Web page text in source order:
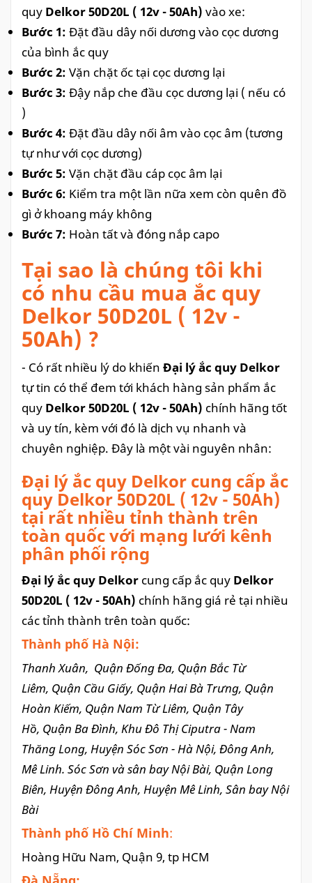
quy Delkor 50D20L ( 12v - 50Ah) vào xe:
Bước 1: Đặt đầu dây nối dương vào cọc dương
của bình ắc quy
Bước 2: Vặn chặt ốc tại cọc dương lại
Bước 3: Đậy nắp che đầu cọc dương lại ( nếu có
)
Bước 4: Đặt đầu dây nối âm vào cọc âm (tương
tự như với cọc dương)
Bước 5: Vặn chặt đầu cáp cọc âm lại
Bước 6: Kiểm tra một lần nữa xem còn quên đồ
gì ở khoang máy không
Bước 7: Hoàn tất và đóng nắp capo
Tại sao là chúng tôi khi
có nhu cầu mua ắc quy
Delkor 50D20L ( 12v -
50Ah) ?
- Có rất nhiều lý do khiến Đại lý ắc quy Delkor
tự tin có thể đem tới khách hàng sản phẩm ắc
quy Delkor 50D20L ( 12v - 50Ah) chính hãng tốt
và uy tín, kèm với đó là dịch vụ nhanh và
chuyên nghiệp. Đây là một vài nguyên nhân:
Đại lý ắc quy Delkor cung cấp ắc
quy Delkor 50D20L ( 12v - 50Ah)
tại rất nhiều tỉnh thành trên
toàn quốc với mạng lưới kênh
phân phối rộng
Đại lý ắc quy Delkor cung cấp ắc quy Delkor
50D20L ( 12v - 50Ah) chính hãng giá rẻ tại nhiều
các tỉnh thành trên toàn quốc:
Thành phố Hà Nội:
Thanh Xuân, Quận Đống Đa, Quận Bắc Từ
Liêm, Quận Cầu Giấy, Quận Hai Bà Trưng, Quận
Hoàn Kiếm, Quận Nam Từ Liêm, Quận Tây
Hồ, Quận Ba Đình, Khu Đô Thị Ciputra - Nam
Thăng Long, Huyện Sóc Sơn - Hà Nội, Đông Anh,
Mê Linh. Sóc Sơn và sân bay Nội Bài, Quận Long
Biên, Huyện Đông Anh, Huyện Mê Linh, Sân bay Nội
Bài
Thành phố Hồ Chí Minh:
Hoàng Hữu Nam, Quận 9, tp HCM